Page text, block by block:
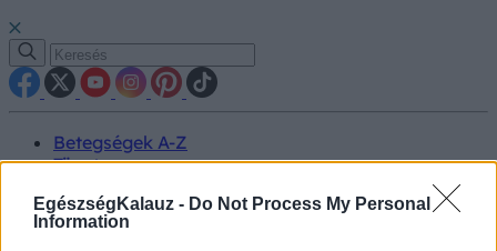
EgészségKalauz - Do Not Process My Personal
Information
Betegségek A-Z
Tünet
Kezelés
Életmódváltás